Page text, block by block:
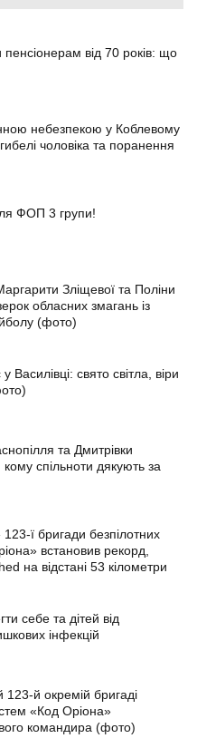
пенсіонерам від 70 років: що
небезпекою у Коблевому
чоловіка та поранення
ФОП 3 групи!
Зліщевої та Поліни
обласних змагань із
(фото)
Василівці: свято світла, віри
та Дмитрівки
спільноти дякують за
ї бригади безпілотних
встановив рекорд,
на відстані 53 кілометри
себе та дітей від
інфекцій
123-й окремій бригаді
«Код Оріона»
командира (фото)